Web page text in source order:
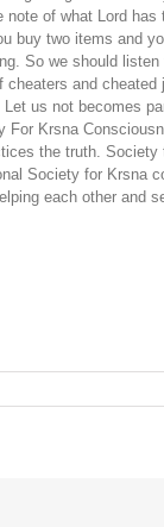
of what Lord
buy two items and
So we should
and
us not becomes
Krsna
the truth.
Society for Krsna
each other and